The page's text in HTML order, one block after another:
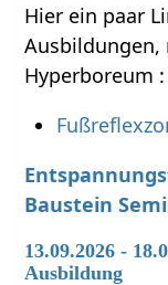
Hier ein paar
Ausbildungen,
Hyperboreum :
Baustein
13.09.2026 -
Ausbildung